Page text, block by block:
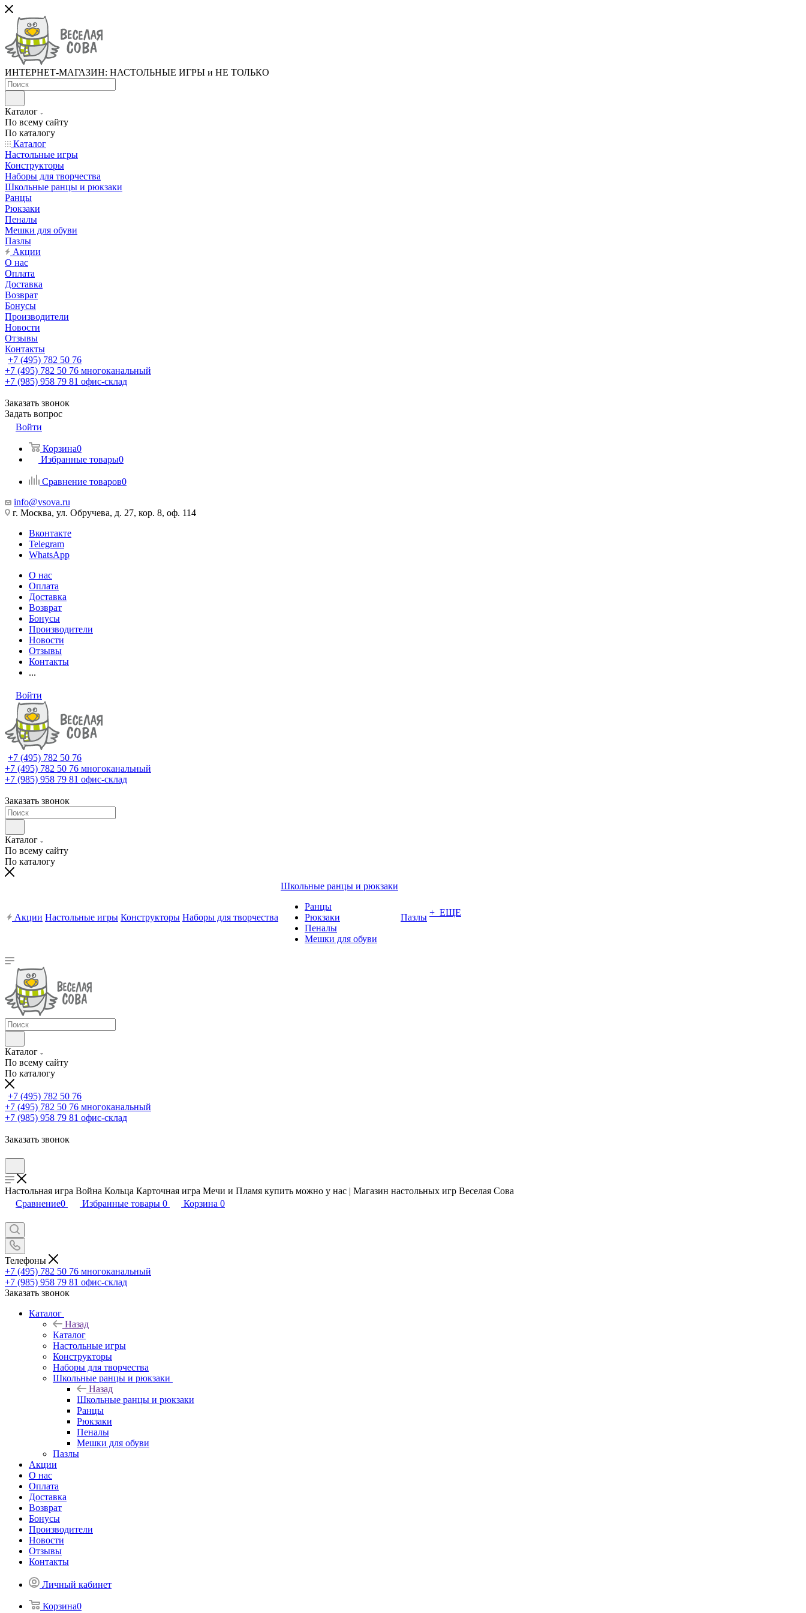
ИНТЕРНЕТ-МАГАЗИН: НАСТОЛЬНЫЕ ИГРЫ и НЕ ТОЛЬКО
Каталог
По всему сайту
По каталогу
Каталог
Настольные игры
Конструкторы
Наборы для творчества
Школьные ранцы и рюкзаки
Ранцы
Рюкзаки
Пеналы
Мешки для обуви
Пазлы
Акции
О нас
Оплата
Доставка
Возврат
Бонусы
Производители
Новости
Отзывы
Контакты
+7 (495) 782 50 76
+7 (495) 782 50 76 многоканальный
+7 (985) 958 79 81 офис-склад
Заказать звонок
Задать вопрос
Войти
Корзина0
Избранные товары0
Сравнение товаров0
info@vsova.ru
г. Москва, ул. Обручева, д. 27, кор. 8, оф. 114
Вконтакте
Telegram
WhatsApp
О нас
Оплата
Доставка
Возврат
Бонусы
Производители
Новости
Отзывы
Контакты
...
Войти
+7 (495) 782 50 76
+7 (495) 782 50 76 многоканальный
+7 (985) 958 79 81 офис-склад
Заказать звонок
Каталог
По всему сайту
По каталогу
Акции Настольные игры Конструкторы Наборы для творчества
Школьные ранцы и рюкзаки
Ранцы
Рюкзаки
Пеналы
Мешки для обуви
Пазлы + ЕЩЕ
Каталог
По всему сайту
По каталогу
+7 (495) 782 50 76
+7 (495) 782 50 76 многоканальный
+7 (985) 958 79 81 офис-склад
Заказать звонок
Настольная игра Война Кольца Карточная игра Мечи и Пламя купить можно у нас | Магазин настольных игр Веселая Сова
Сравнение0 Избранные товары 0 Корзина 0
Телефоны
+7 (495) 782 50 76 многоканальный
+7 (985) 958 79 81 офис-склад
Заказать звонок
Каталог
Назад
Каталог
Настольные игры
Конструкторы
Наборы для творчества
Школьные ранцы и рюкзаки
Назад
Школьные ранцы и рюкзаки
Ранцы
Рюкзаки
Пеналы
Мешки для обуви
Пазлы
Акции
О нас
Оплата
Доставка
Возврат
Бонусы
Производители
Новости
Отзывы
Контакты
Личный кабинет
Корзина0